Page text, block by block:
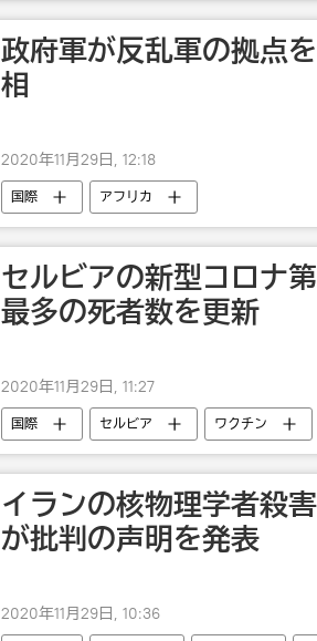
政府軍が反乱軍の拠点
相
2020年11月29日, 12:18
国際 アフリカ
セルビアの新型コロナ
最多の死者数を更新
2020年11月29日, 11:27
国際 セルビア ワクチン
イランの核物理学者殺
が批判の声明を発表
2020年11月29日, 10:36